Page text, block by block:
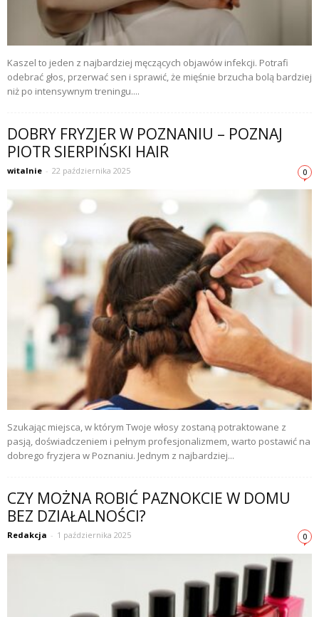
Kaszel to jeden z najbardziej męczących objawów infekcji. Potrafi
odebrać głos, przerwać sen i sprawić, że mięśnie brzucha bolą bardziej
niż po intensywnym treningu....
DOBRY FRYZJER W POZNANIU – POZNAJ
PIOTR SIERPIŃSKI HAIR
witalnie - 22 października 2025 0
Szukając miejsca, w którym Twoje włosy zostaną potraktowane z
pasją, doświadczeniem i pełnym profesjonalizmem, warto postawić na
dobrego fryzjera w Poznaniu. Jednym z najbardziej...
CZY MOŻNA ROBIĆ PAZNOKCIE W DOMU
BEZ DZIAŁALNOŚCI?
Redakcja - 1 października 2025 0